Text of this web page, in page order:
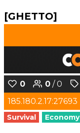
[GHETTO]
0 0 / 0
185.180.2.17:27693
Survival Economy